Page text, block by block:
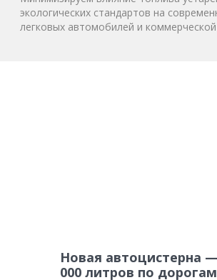
экологических стандартов на
легковых автомобилей и коммерческой
Новая автоцистерна
000 литров по дорогам